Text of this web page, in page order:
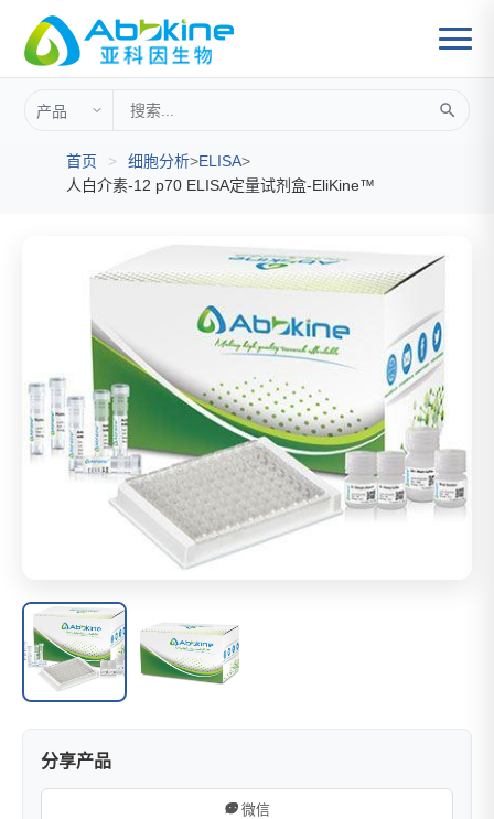
首页 > 细胞分析>ELISA>
人白介素-12 p70 ELISA定量试剂盒-EliKine™
分享产品
微信